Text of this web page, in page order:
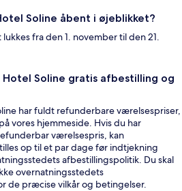
Soline åbent i øjeblikket?
fra den 1. november til den 21.
Hotel Soline gratis afbestilling og
har fuldt refunderbare værelsespriser,
vores hjemmeside. Hvis du har
værelsespris, kan
op til et par dage før indtjekning
afbestillingspolitik. Du skal
overnatningsstedets
de præcise vilkår og betingelser.